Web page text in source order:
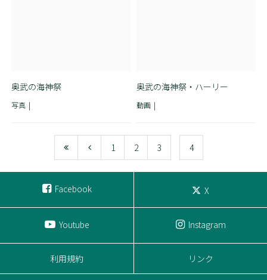
奥武の海神祭
写真
奥武の海神祭・ハーリー
動画
1 2 3 4
Facebook X
Youtube Instagram
利用規約 リンク